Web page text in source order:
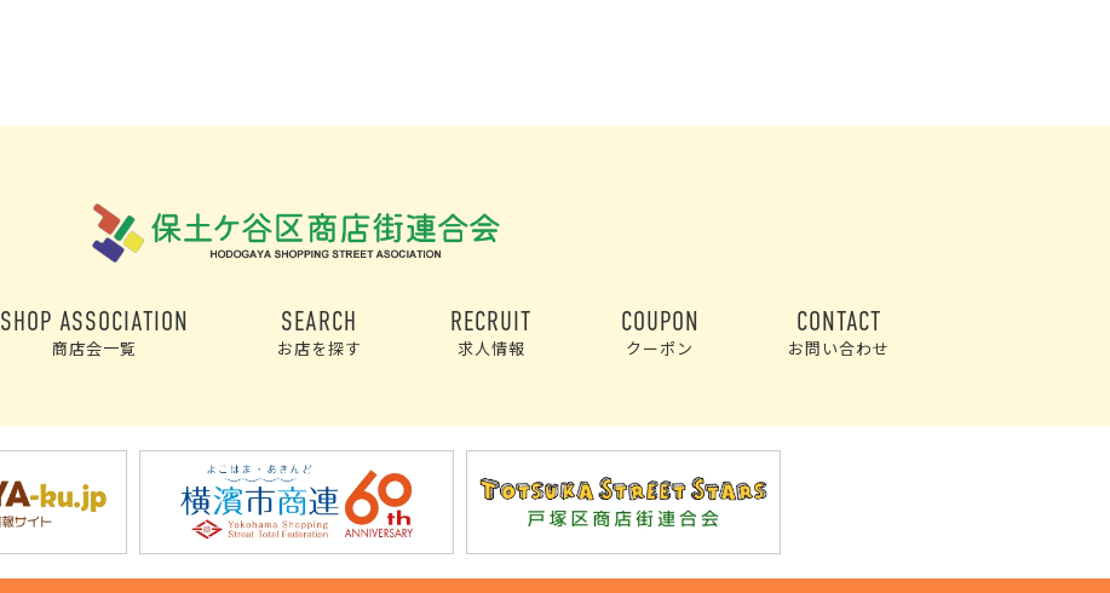
SHOP ASSOCIATION
商店会一覧
SEARCH
お店を探す
RECRUIT
求人情報
COUPON
クーポン
CONTACT
お問い合わせ